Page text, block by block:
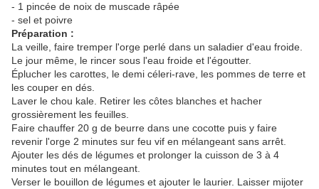
- 1 pincée de noix de muscade râpée
- sel et poivre
Préparation :
La veille, faire tremper l'orge perlé dans un saladier d'eau froide.
Le jour même, le rincer sous l'eau froide et l'égoutter.
Éplucher les carottes, le demi céleri-rave, les pommes de terre et
les couper en dés.
Laver le chou kale. Retirer les côtes blanches et hacher
grossièrement les feuilles.
Faire chauffer 20 g de beurre dans une cocotte puis y faire
revenir l'orge 2 minutes sur feu vif en mélangeant sans arrêt.
Ajouter les dés de légumes et prolonger la cuisson de 3 à 4
minutes tout en mélangeant.
Verser le bouillon de légumes et ajouter le laurier. Laisser mijoter